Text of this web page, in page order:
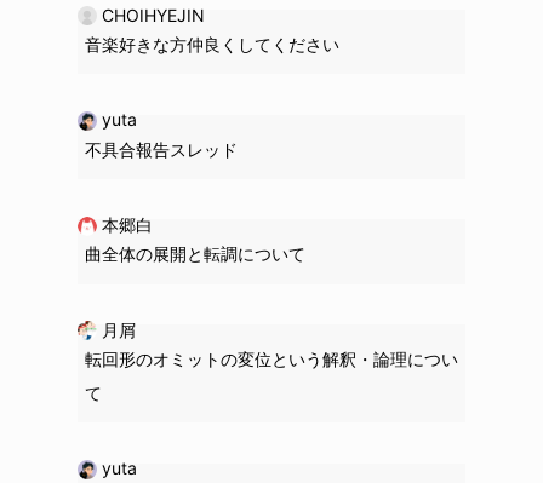
音楽好きな方仲良くしてください
CHOIHYEJIN
不具合報告スレッド
yuta
曲全体の展開と転調について
本郷白
転回形のオミットの変位という解釈・論理につい
て
月屑
yuta